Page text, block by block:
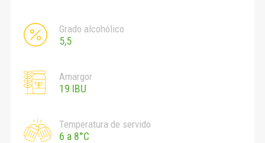
Grado alcohólico
5,5
Amargor
19 IBU
Temperatura de servido
6 a 8°C